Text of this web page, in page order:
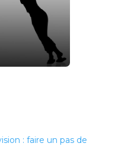
: faire un pas de